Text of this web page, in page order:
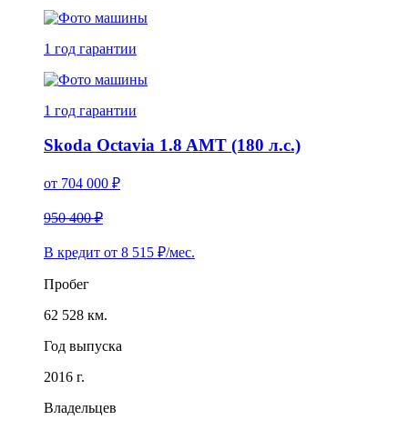
1 год гарантии
1 год гарантии
Skoda Octavia 1.8 AMT (180 л.с.)
от 704 000 ₽
950 400 ₽
В кредит от 8 515 ₽/мес.
Пробег
62 528 км.
Год выпуска
2016 г.
Владельцев